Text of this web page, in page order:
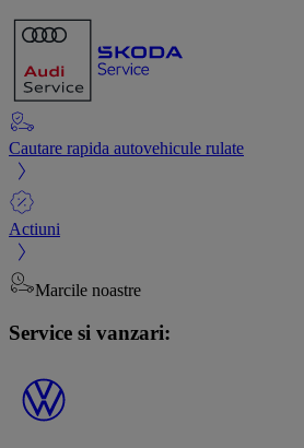
Cautare rapida autovehicule rulate
Actiuni
Marcile noastre
Service si vanzari: